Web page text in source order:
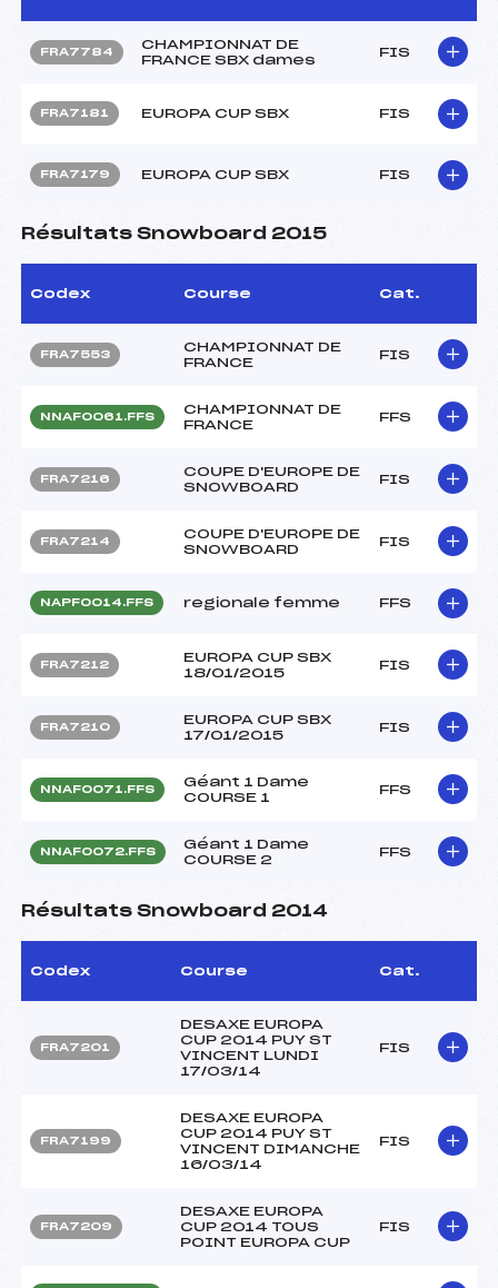
FRA7784
CHAMPIONNAT DE
FRANCE SBX dames
FIS
FRA7181 EUROPA CUP SBX FIS
FRA7179 EUROPA CUP SBX FIS
Résultats Snowboard 2015
Codex Course Cat.
FRA7553
CHAMPIONNAT DE
FRANCE
FIS
NNAF0061.FFS
CHAMPIONNAT DE
FRANCE
FFS
FRA7216
COUPE D'EUROPE DE
SNOWBOARD
FIS
FRA7214
COUPE D'EUROPE DE
SNOWBOARD
FIS
NAPF0014.FFS regionale femme FFS
FRA7212
EUROPA CUP SBX
18/01/2015
FIS
FRA7210
EUROPA CUP SBX
17/01/2015
FIS
NNAF0071.FFS
Géant 1 Dame
COURSE 1
FFS
NNAF0072.FFS
Géant 1 Dame
COURSE 2
FFS
Résultats Snowboard 2014
Codex Course Cat.
FRA7201
DESAXE EUROPA
CUP 2014 PUY ST
VINCENT LUNDI
17/03/14
FIS
FRA7199
DESAXE EUROPA
CUP 2014 PUY ST
VINCENT DIMANCHE
16/03/14
FIS
FRA7209
DESAXE EUROPA
CUP 2014 TOUS
POINT EUROPA CUP
FIS